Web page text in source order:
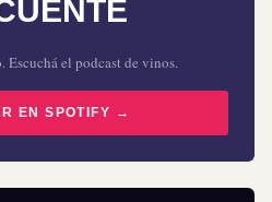
Escuchá el podcast de vinos.
EN SPOTIFY →